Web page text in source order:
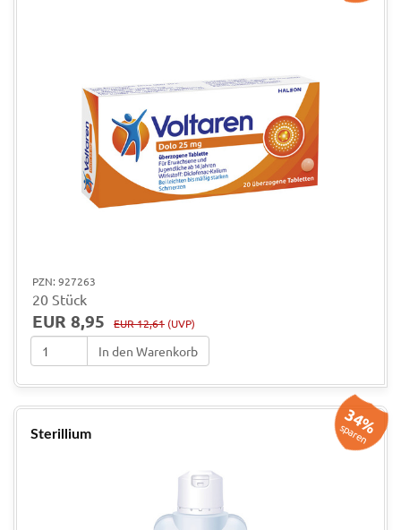
PZN: 927263
20 Stück
EUR 8,95 EUR 12,61 (UVP)
In den Warenkorb
Sterillium 34%
sparen